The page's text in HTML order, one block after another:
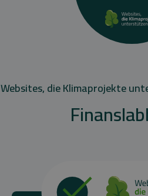
Websites, die Klimaprojekte